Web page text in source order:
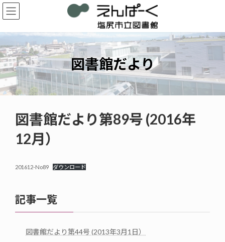
コ
ン
ン
ツ
へ
ス
キ
ッ
プ
ナ
ビ
ー
シ
ョ
ン
に
移
動
図書館だより
図書館だより第89号 (2016年
12月）
201612-No89 ダウンロード
記事一覧
図書館だより第44号 (2013年3月1日）